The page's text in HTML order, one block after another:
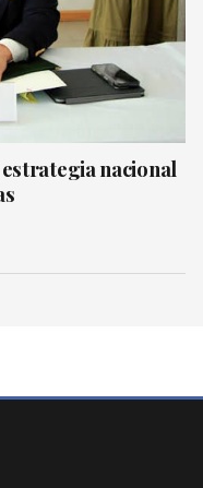
nacional